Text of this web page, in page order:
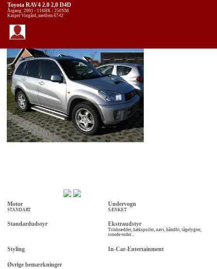
Toyota RAV4 2.0 2,0 D4D
Årgang: 2001 - 116HK / 250NM
Kasper Vingård, medlem 6742
Motor
STANDART
Undervogn
SÆNKET
Standardudstyr Ekstraudstyr
Trinbrædder, hækspoiler, navi, håndfri, tågelygter,
tonede ruder...
Styling In-Car-Entertainment
Øvrige bemærkninger